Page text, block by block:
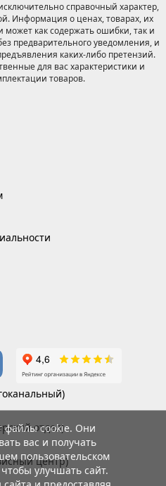
справочный характер,
Информация о ценах, товарах, их
может как содержать ошибки, так и
предварительного уведомления, и
каких-либо претензий.
для вас характеристики и
товаров.
отдел)
центр)
файлы cookie. Они
вас и получать
пользовательском
улучшать сайт.